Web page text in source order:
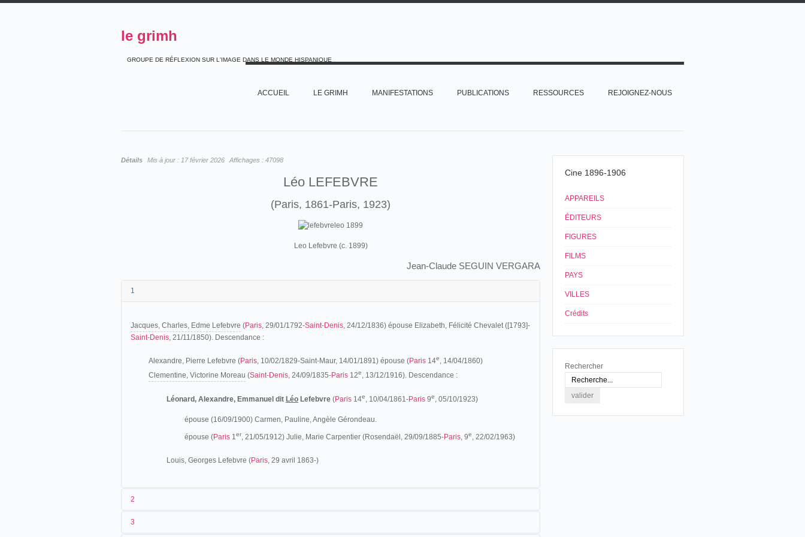
le grimh
GROUPE DE RÉFLEXION SUR L'IMAGE DANS LE MONDE HISPANIQUE
ACCUEIL LE GRIMH MANIFESTATIONS PUBLICATIONS RESSOURCES REJOIGNEZ-NOUS
Détails Mis à jour : 17 février 2026 Affichages : 47098
Léo LEFEBVRE
(Paris, 1861-Paris, 1923)
Leo Lefebvre (c. 1899)
Jean-Claude SEGUIN VERGARA
1
Jacques, Charles, Edme Lefebvre (Paris, 29/01/1792-Saint-Denis, 24/12/1836) épouse Elizabeth, Félicité Chevalet ([1793]-
Saint-Denis, 21/11/1850). Descendance :
Alexandre, Pierre Lefebvre (Paris, 10/02/1829-Saint-Maur, 14/01/1891) épouse (Paris 14e, 14/04/1860)
Clementine, Victorine Moreau (Saint-Denis, 24/09/1835-Paris 12e, 13/12/1916). Descendance :
Léonard, Alexandre, Emmanuel dit Léo Lefebvre (Paris 14e, 10/04/1861-Paris 9e, 05/10/1923)
épouse (16/09/1900) Carmen, Pauline, Angèle Gérondeau.
épouse (Paris 1er, 21/05/1912) Julie, Marie Carpentier (Rosendaël, 29/09/1885-Paris, 9e, 22/02/1963)
Louis, Georges Lefebvre (Paris, 29 avril 1863-)
2
3
Cine 1896-1906
APPAREILS
ÉDITEURS
FIGURES
FILMS
PAYS
VILLES
Crédits
Rechercher